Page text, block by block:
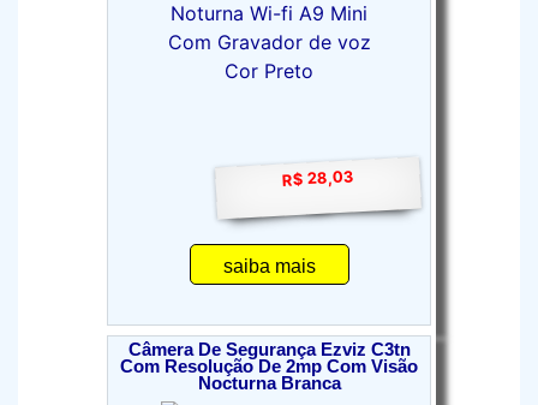
R$ 28,03
saiba mais
Câmera De Segurança Ezviz C3tn
Com Resolução De 2mp Com Visão
Nocturna Branca